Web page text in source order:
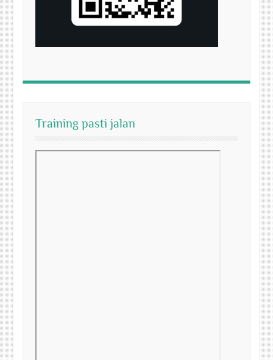
Training pasti jalan